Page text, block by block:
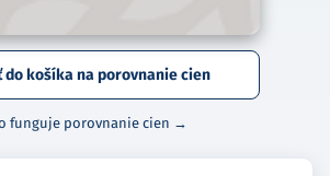
do košíka na porovnanie cien
funguje porovnanie cien →